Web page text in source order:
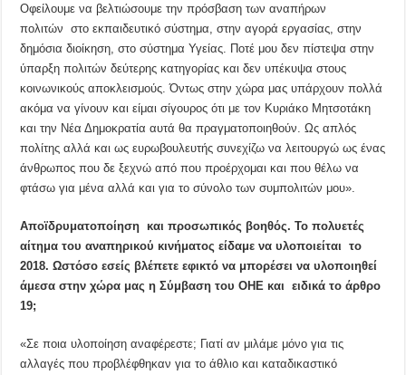
Οφείλουμε να βελτιώσουμε την πρόσβαση των αναπήρων
πολιτών στο εκπαιδευτικό σύστημα, στην αγορά εργασίας, στην
δημόσια διοίκηση, στο σύστημα Υγείας. Ποτέ μου δεν πίστεψα στην
ύπαρξη πολιτών δεύτερης κατηγορίας και δεν υπέκυψα στους
κοινωνικούς αποκλεισμούς. Όντως στην χώρα μας υπάρχουν πολλά
ακόμα να γίνουν και είμαι σίγουρος ότι με τον Κυριάκο Μητσοτάκη
και την Νέα Δημοκρατία αυτά θα πραγματοποιηθούν. Ως απλός
πολίτης αλλά και ως ευρωβουλευτής συνεχίζω να λειτουργώ ως ένας
άνθρωπος που δε ξεχνώ από που προέρχομαι και που θέλω να
φτάσω για μένα αλλά και για το σύνολο των συμπολιτών μου».
Αποϊδρυματοποίηση και προσωπικός βοηθός. Το πολυετές
αίτημα του αναπηρικού κινήματος είδαμε να υλοποιείται το
2018. Ωστόσο εσείς βλέπετε εφικτό να μπορέσει να υλοποιηθεί
άμεσα στην χώρα μας η Σύμβαση του ΟΗΕ και ειδικά το άρθρο
19;
«Σε ποια υλοποίηση αναφέρεστε; Γιατί αν μιλάμε μόνο για τις
αλλαγές που προβλέφθηκαν για το άθλιο και καταδικαστικό